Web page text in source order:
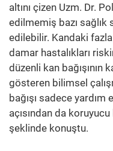
altını çizen Uzm. Dr.
edilmemiş bazı
edilebilir. Kandaki
damar hastalıkları
düzenli kan
gösteren bilimsel
bağışı sadece
açısından da
şeklinde konuştu.